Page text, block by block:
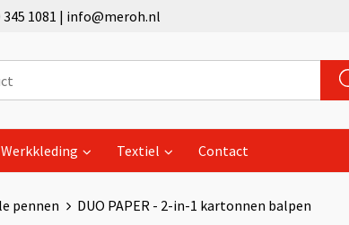
1081 | info@meroh.nl
Werkkleding Textiel Contact
pennen DUO PAPER - 2-in-1 kartonnen balpen